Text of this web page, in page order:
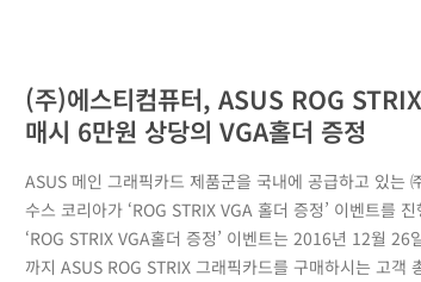
(주)에스티컴퓨터, ASUS ROG
매시 6만원 상당의 VGA홀더 증정
ASUS 메인 그래픽카드 제품군을 국내에 공급하고 있는
수스 코리아가 ‘ROG STRIX VGA 홀더 증정’ 이벤트를
‘ROG STRIX VGA홀더 증정’ 이벤트는 2016년 12월
까지 ASUS ROG STRIX 그래픽카드를 구매하시는 고객